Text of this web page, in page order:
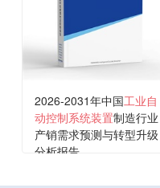
2026-2031年中国工业自
动控制系统装置制造行业
产销需求预测与转型升级
分析报告